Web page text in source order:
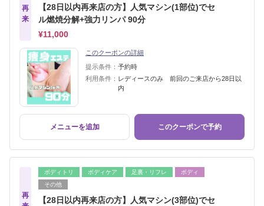
再
来
【28日以内再来店の方】人気マシン(1部位)でセ
ル燃焼分解+強力リンパ 90分
¥11,000
このクーポンの詳細
提示条件： 予約時
利用条件： レディースのみ 前回のご来店から28日以
内
メニューを追加 このクーポンで予約
再
ボディトリ ボディケア 足裏・リフレ
ボディ
その他
【28日以内再来店の方】人気マシン(3部位)でセ